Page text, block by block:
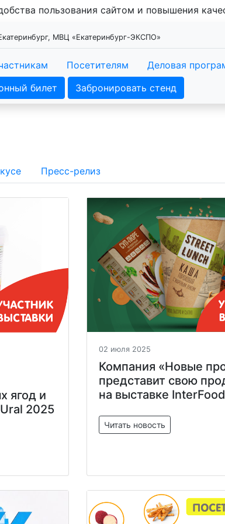
пользования сайтом и повышения
МВЦ «Екатеринбург-ЭКСПО»
Посетителям Деловая
билет
Забронировать стенд
Пресс-релиз
ягод и
2025
02 июля 2025
Компания «Новые
представит свою
на выставке
Читать новость